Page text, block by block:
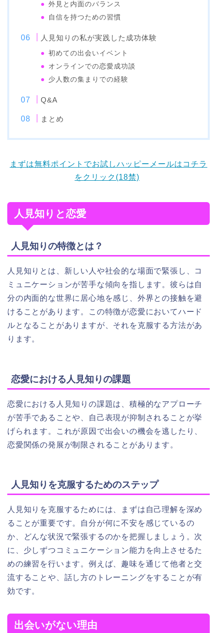
外見と内面のバランス
自信を持つための習慣
人見知りの私が実践した成功体験
初めての出会いイベント
オンラインでの恋愛成功談
少人数の集まりでの経験
Q&A
まとめ
まずは無料ポイントでお試しハッピーメールはコチラ
をクリック(18禁)
人見知りと恋愛
人見知りの特徴とは？
人見知りとは、新しい人や社会的な場面で緊張し、コ
ミュニケーションが苦手な傾向を指します。彼らは自
分の内面的な世界に居心地を感じ、外界との接触を避
けることがあります。この特徴が恋愛においてハード
ルとなることがありますが、それを克服する方法があ
ります。
恋愛における人見知りの課題
恋愛における人見知りの課題は、積極的なアプローチ
が苦手であることや、自己表現が抑制されることが挙
げられます。これが原因で出会いの機会を逃したり、
恋愛関係の発展が制限されることがあります。
人見知りを克服するためのステップ
人見知りを克服するためには、まずは自己理解を深め
ることが重要です。自分が何に不安を感じているの
か、どんな状況で緊張するのかを把握しましょう。次
に、少しずつコミュニケーション能力を向上させるた
めの練習を行います。例えば、趣味を通じて他者と交
流することや、話し方のトレーニングをすることが有
効です。
出会いがない理由